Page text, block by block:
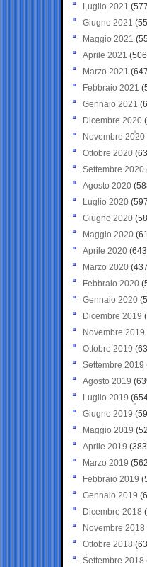
Luglio 2021
Giugno 2021
Maggio 2021
Aprile 2021
Marzo 2021
Febbraio 2021
Gennaio 2021
Dicembre 2020
Novembre 2020
Ottobre 2020
Settembre 2020
Agosto 2020
Luglio 2020
Giugno 2020
Maggio 2020
Aprile 2020
Marzo 2020
Febbraio 2020
Gennaio 2020
Dicembre 2019
Novembre 2019
Ottobre 2019
Settembre 2019
Agosto 2019
Luglio 2019
Giugno 2019
Maggio 2019
Aprile 2019
Marzo 2019
Febbraio 2019
Gennaio 2019
Dicembre 2018
Novembre 2018
Ottobre 2018
Settembre 2018